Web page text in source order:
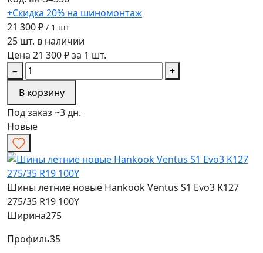
+Скидка 20% на шиномонтаж
21 300 ₽ / 1 шт
25 шт. в наличии
Цена 21 300 ₽ за 1 шт.
−
+
В корзину
Под заказ ~3 дн.
Новые
Шины летние новые Hankook Ventus S1 Evo3 K127
275/35 R19 100Y
Ширина275
Профиль35